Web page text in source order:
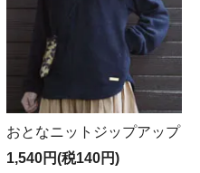
おとなニットジップアップ
1,540円(税140円)